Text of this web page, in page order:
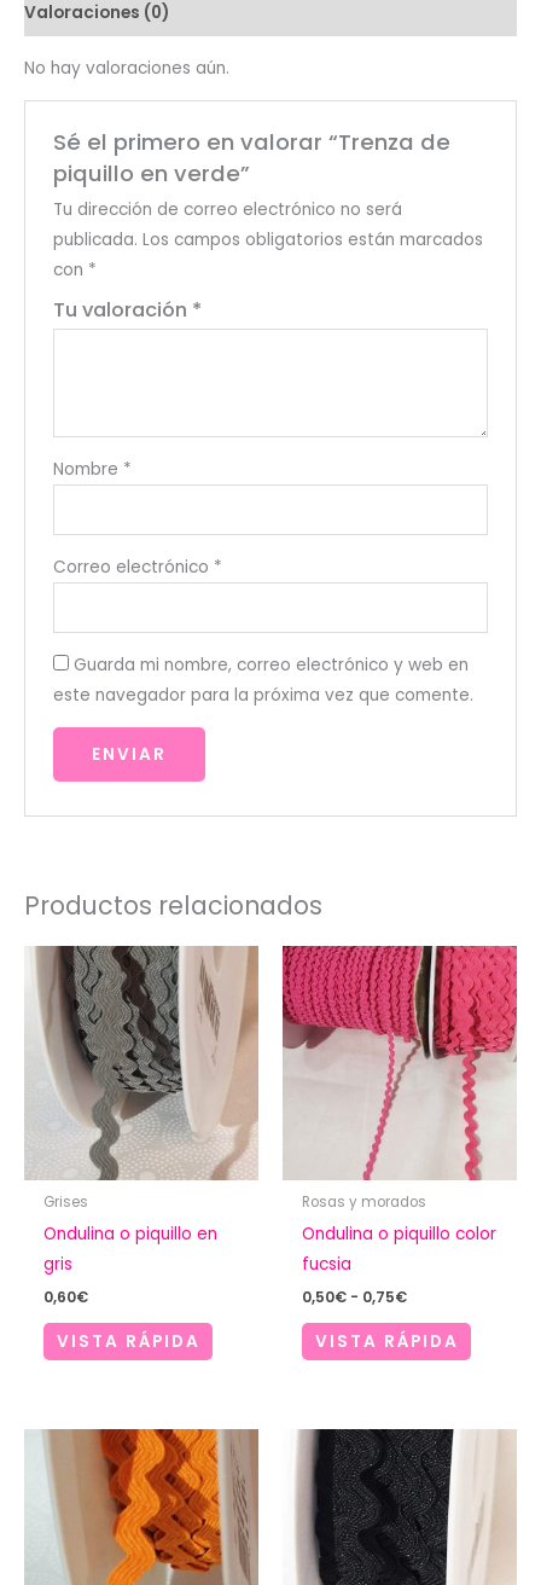
Valoraciones (0)
No hay valoraciones aún.
Sé el primero en valorar “Trenza de
piquillo en verde”
Tu dirección de correo electrónico no será
publicada. Los campos obligatorios están marcados
con *
Tu valoración *
Nombre *
Correo electrónico *
Guarda mi nombre, correo electrónico y web en
este navegador para la próxima vez que comente.
Productos relacionados
Grises
Ondulina o piquillo en
gris
0,60€
VISTA RÁPIDA
Rosas y morados
Ondulina o piquillo color
fucsia
0,50€ - 0,75€Rango
precios:
desde
VISTA RÁPIDA